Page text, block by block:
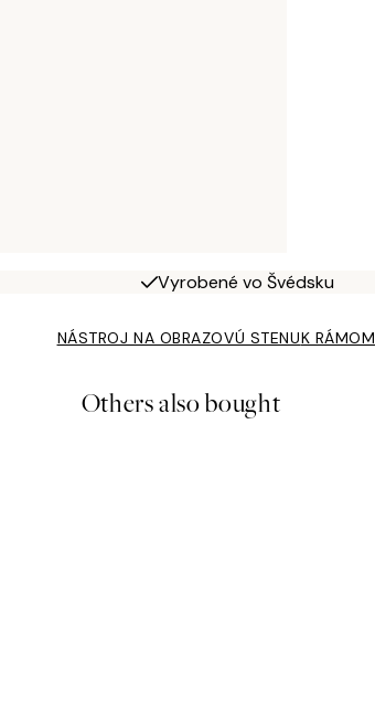
Vyrobené vo Švédsku
NÁSTROJ NA OBRAZOVÚ STENUK RÁMOM
Others also bought